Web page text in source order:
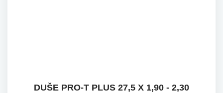
DUŠE PRO-T PLUS 27,5 X 1,90 - 2,30